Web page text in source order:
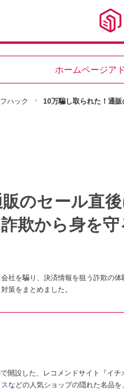
ホームページア
ハック 10万騙し取られた！通
のセール直
欺から身を
社を騙り、決済情報を狙う詐欺の
策をまとめました。
開設した、レコメンドサイト『イチ
などの人気ショップの隠れた名品